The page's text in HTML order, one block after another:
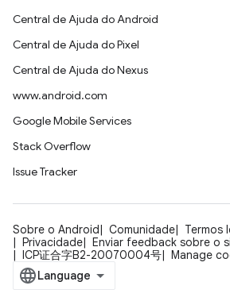
Central de Ajuda do Android
Central de Ajuda do Pixel
Central de Ajuda do Nexus
www.android.com
Google Mobile Services
Stack Overflow
Issue Tracker
Sobre o Android Comunidade Termos
Privacidade
Enviar feedback sobre o
ICP证合字B2-20070004号
Manage